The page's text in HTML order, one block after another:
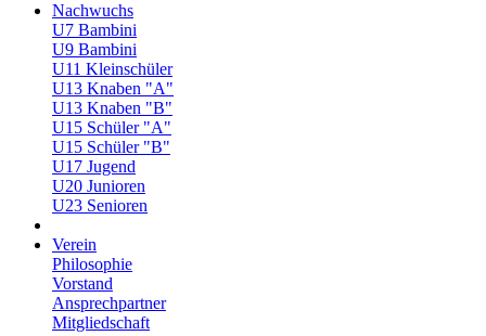
Nachwuchs
U7 Bambini
U9 Bambini
U11 Kleinschüler
U13 Knaben "A"
U13 Knaben "B"
U15 Schüler "A"
U15 Schüler "B"
U17 Jugend
U20 Junioren
U23 Senioren
Verein
Philosophie
Vorstand
Ansprechpartner
Mitgliedschaft